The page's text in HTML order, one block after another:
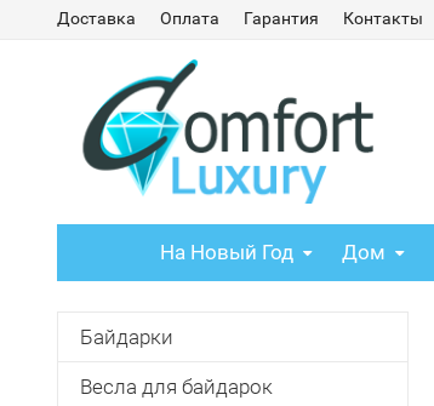
Доставка Оплата Гарантия Контакты
На Новый Год Дом
Байдарки
Весла для байдарок